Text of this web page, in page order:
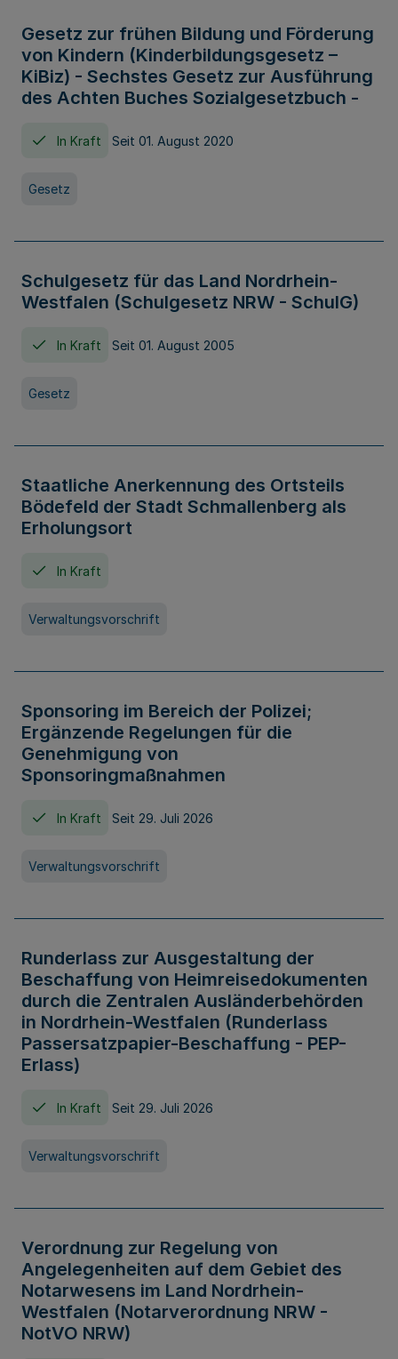
Gesetz zur frühen Bildung und Förderung
von Kindern (Kinderbildungsgesetz –
KiBiz) - Sechstes Gesetz zur Ausführung
des Achten Buches Sozialgesetzbuch -
In Kraft Seit 01. August 2020
Gesetz
Schulgesetz für das Land Nordrhein-
Westfalen (Schulgesetz NRW - SchulG)
In Kraft Seit 01. August 2005
Gesetz
Staatliche Anerkennung des Ortsteils
Bödefeld der Stadt Schmallenberg als
Erholungsort
In Kraft
Verwaltungsvorschrift
Sponsoring im Bereich der Polizei;
Ergänzende Regelungen für die
Genehmigung von
Sponsoringmaßnahmen
In Kraft Seit 29. Juli 2026
Verwaltungsvorschrift
Runderlass zur Ausgestaltung der
Beschaffung von Heimreisedokumenten
durch die Zentralen Ausländerbehörden
in Nordrhein-Westfalen (Runderlass
Passersatzpapier-Beschaffung - PEP-
Erlass)
In Kraft Seit 29. Juli 2026
Verwaltungsvorschrift
Verordnung zur Regelung von
Angelegenheiten auf dem Gebiet des
Notarwesens im Land Nordrhein-
Westfalen (Notarverordnung NRW -
NotVO NRW)